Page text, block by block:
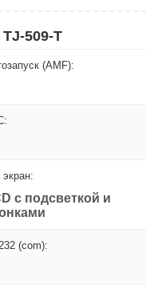
509-T
(AMF):
с подсветкой и
(com):